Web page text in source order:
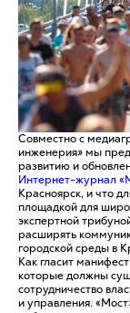
Совместно с
инженерия» мы
развитию и
Интернет-журнал
Красноярск, и что
площадкой для
экспертной
расширять
городской среды в
Как гласит
которые должны
сотрудничество
и управления.